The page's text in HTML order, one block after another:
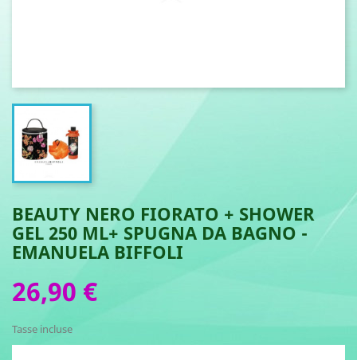
BEAUTY NERO FIORATO + SHOWER
GEL 250 ML+ SPUGNA DA BAGNO -
EMANUELA BIFFOLI
26,90 €
Tasse incluse